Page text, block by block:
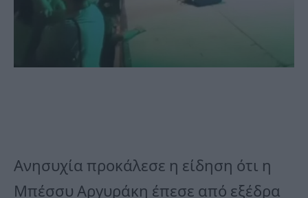
Ανησυχία προκάλεσε η είδηση ότι η
Μπέσσυ Αργυράκη έπεσε από εξέδρα